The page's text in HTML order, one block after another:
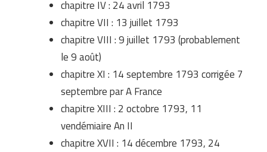
chapitre IV : 24 avril 1793
chapitre VII : 13 juillet 1793
chapitre VIII : 9 juillet 1793 (probablement
le 9 août)
chapitre XI : 14 septembre 1793 corrigée 7
septembre par A France
chapitre XIII : 2 octobre 1793, 11
vendémiaire An II
chapitre XVII : 14 décembre 1793, 24